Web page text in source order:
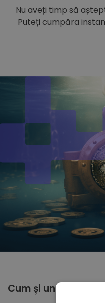
Nu aveți timp să
Puteți cumpăra
Cum și unde să